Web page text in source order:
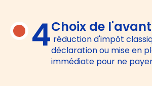
4Choix de
réduction d'impôt
déclaration ou mise en
immédiate pour ne payer